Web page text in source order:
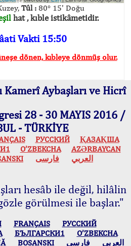
Tûl :80° 15' Doğu
hat , kıble istikâmetidir.
Vakti 15:50
dönen, kıbleye dönmüş olur.
Kamerî Aybaşları ve Hicrî
28 - 30 MAYIS 2016 /
- TÜRKİYE
РУССКИЙ
ҚАЗАҚША
O’ZBEKCHA
AZӘRBAYCAN
العربي فارسی
hesâb ile değil, hilâlin
görülmesi ile başlar."
FRANÇAIS
РУССКИЙ
БЪЛГАРСКИ1
O’ZBEKCHA
BOSANSKI العربي فارسی